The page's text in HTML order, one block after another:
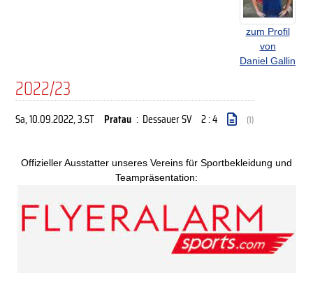
zum Profil
von
Daniel Gallin
2022/23
Sa, 10.09.2022, 3.ST Pratau : Dessauer SV 2 : 4 (1)
Offizieller Ausstatter unseres Vereins für Sportbekleidung und
Teampräsentation: